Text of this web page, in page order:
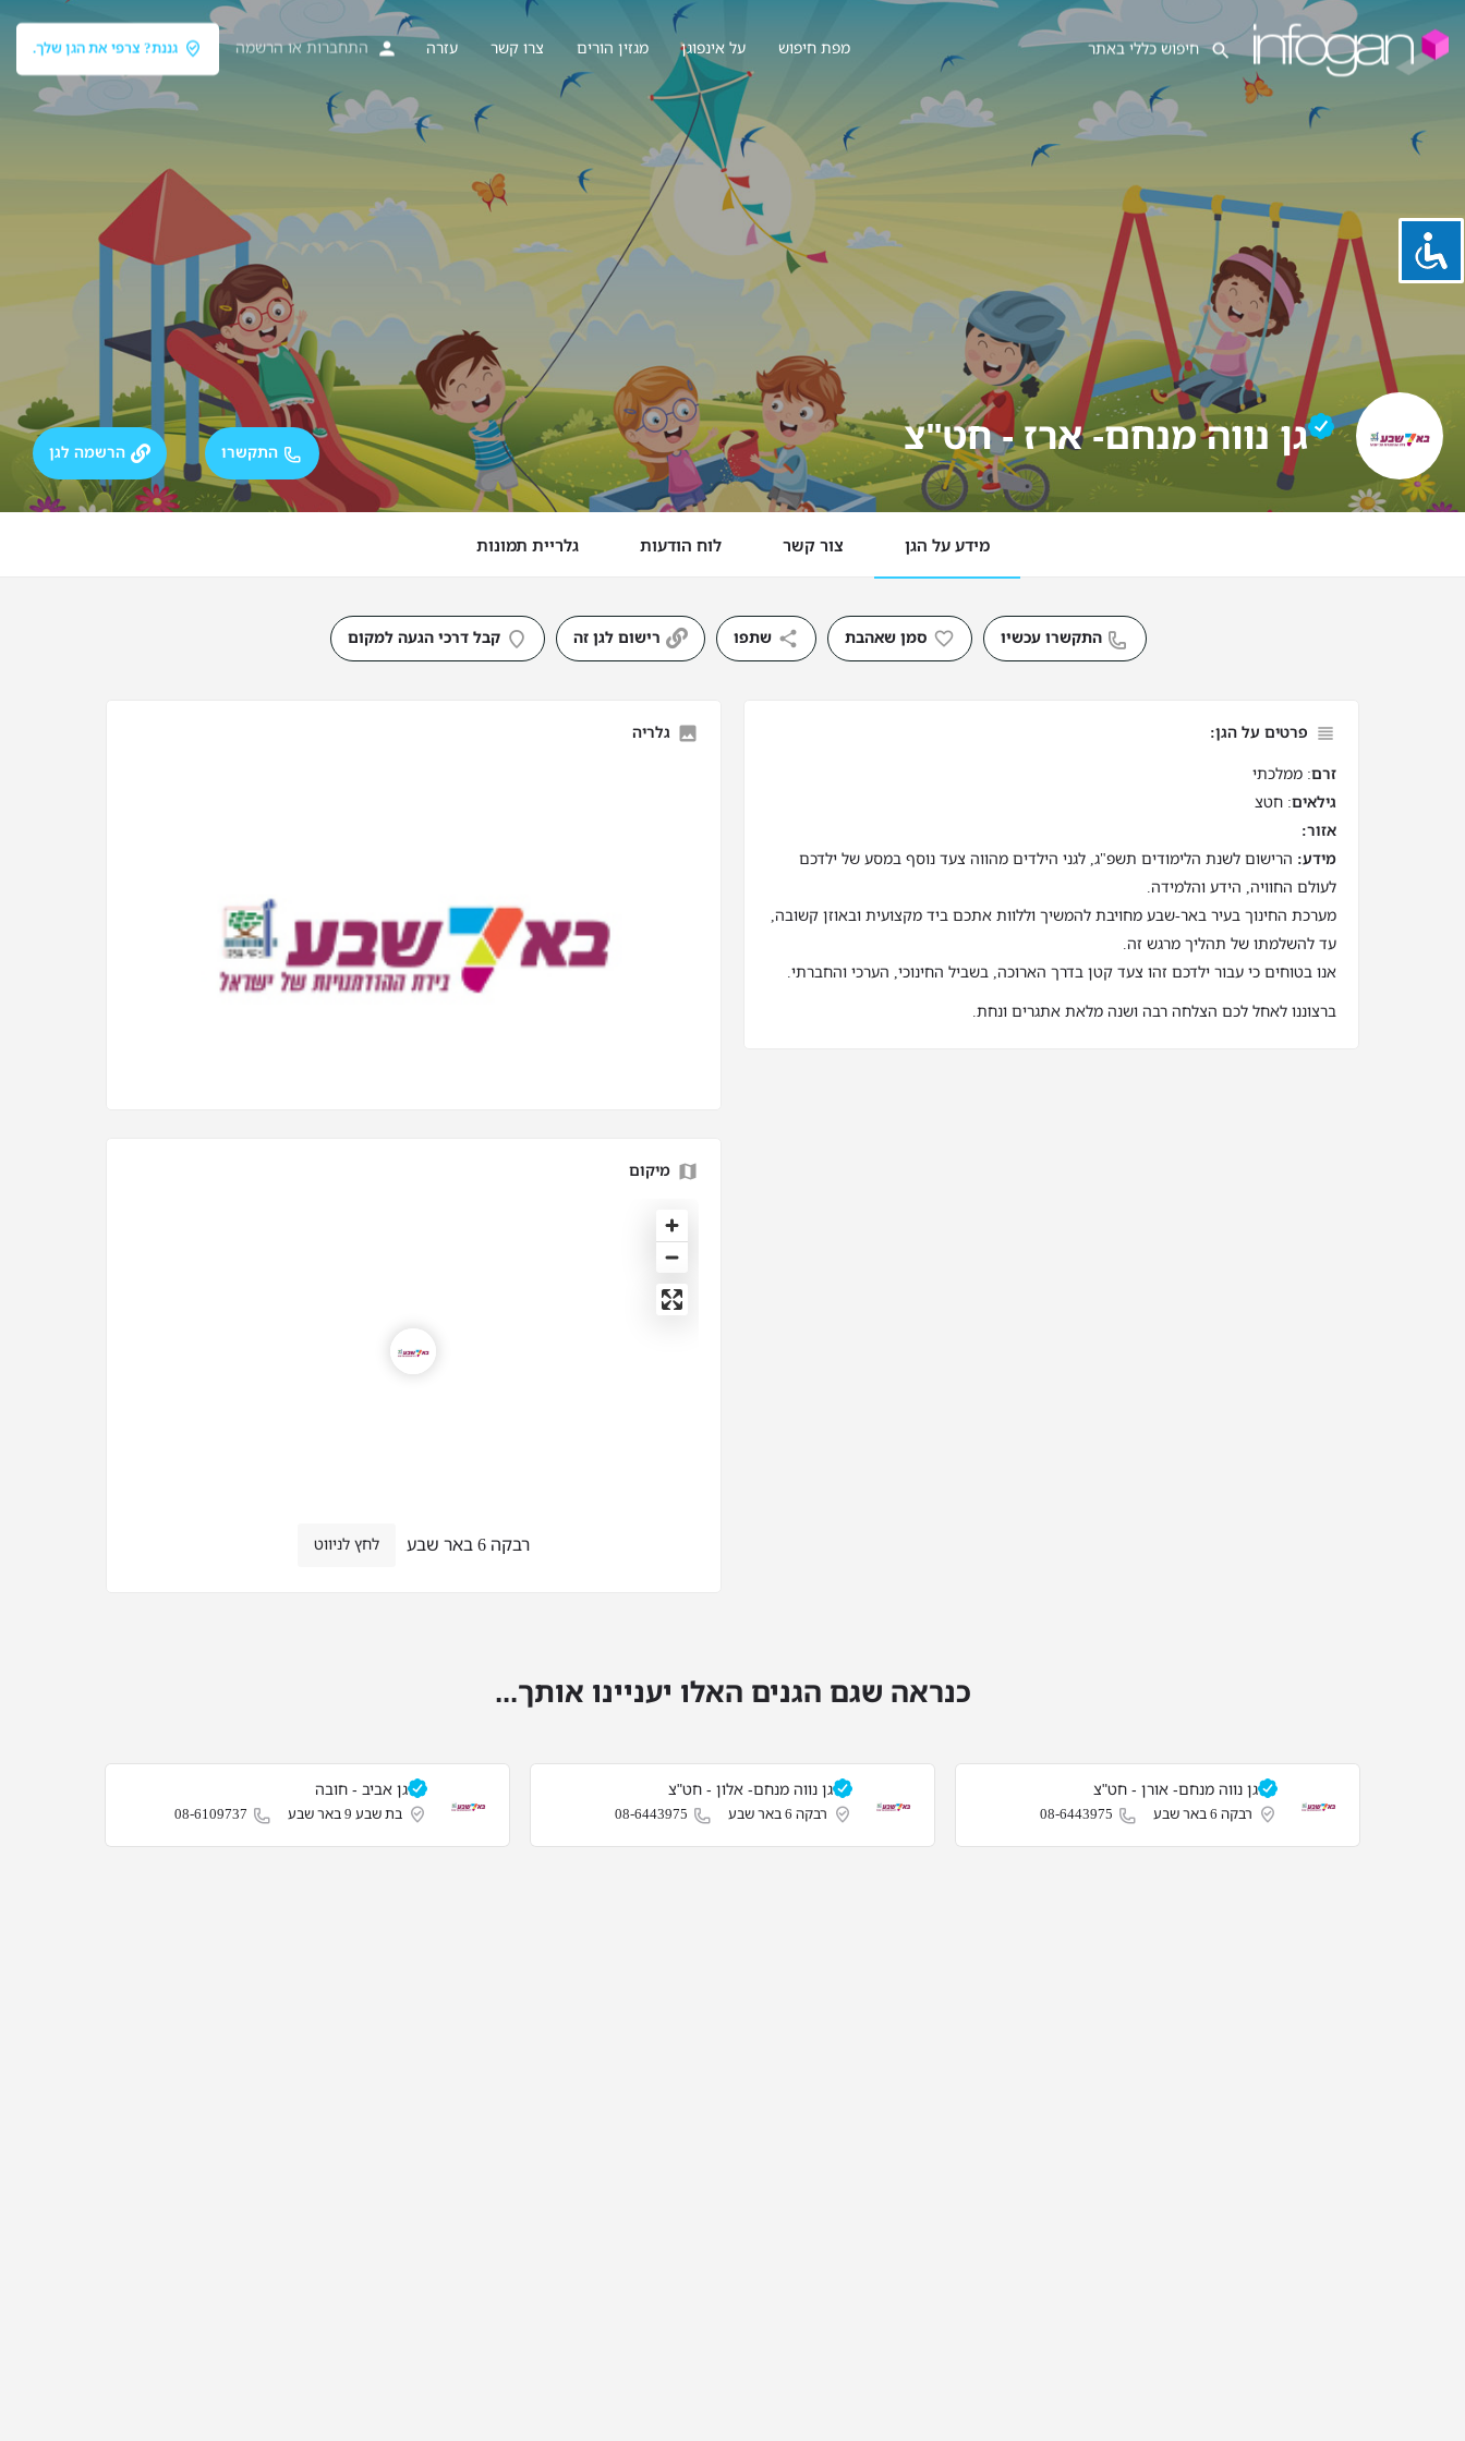
מפת חיפוש על אינפוגן מגזין הורים צרו קשר עזרה התחברות או הרשמה גננת? צרפי את הגן שלך.
גן נווה מנחם- ארז - חט"צ התקשרו הרשמה לגן
מידע על הגן צור קשר לוח הודעות גלריית תמונות
התקשרו עכשיו סמן שאהבת שתפו רישום לגן זה קבל דרכי הגעה למקום
פרטים על הגן:
זרם: ממלכתי
גילאים: חטצ
אזור:
מידע: הרישום לשנת הלימודים תשפ"ג, לגני הילדים מהווה צעד נוסף במסע של ילדכם
לעולם החוויה, הידע והלמידה.
מערכת החינוך בעיר באר-שבע מחויבת להמשיך וללוות אתכם ביד מקצועית ובאוזן קשובה,
עד להשלמתו של תהליך מרגש זה.
אנו בטוחים כי עבור ילדכם זהו צעד קטן בדרך הארוכה, בשביל החינוכי, הערכי והחברתי.
ברצוננו לאחל לכם הצלחה רבה ושנה מלאת אתגרים ונחת.
גלריה
מיקום
רבקה 6 באר שבע לחץ לניווט
כנראה שגם הגנים האלו יעניינו אותך...
גן נווה מנחם- אורן - חט"צ
רבקה 6 באר שבע 08-6443975
גן נווה מנחם- אלון - חט"צ
רבקה 6 באר שבע 08-6443975
גן אביב - חובה
בת שבע 9 באר שבע 08-6109737